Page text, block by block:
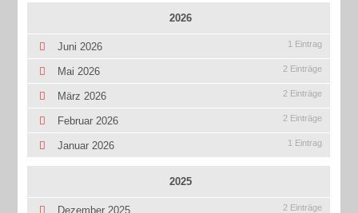
2026
Juni 2026 1 Eintrag
Mai 2026 2 Einträge
März 2026 2 Einträge
Februar 2026 2 Einträge
Januar 2026 1 Eintrag
2025
Dezember 2025 2 Einträge